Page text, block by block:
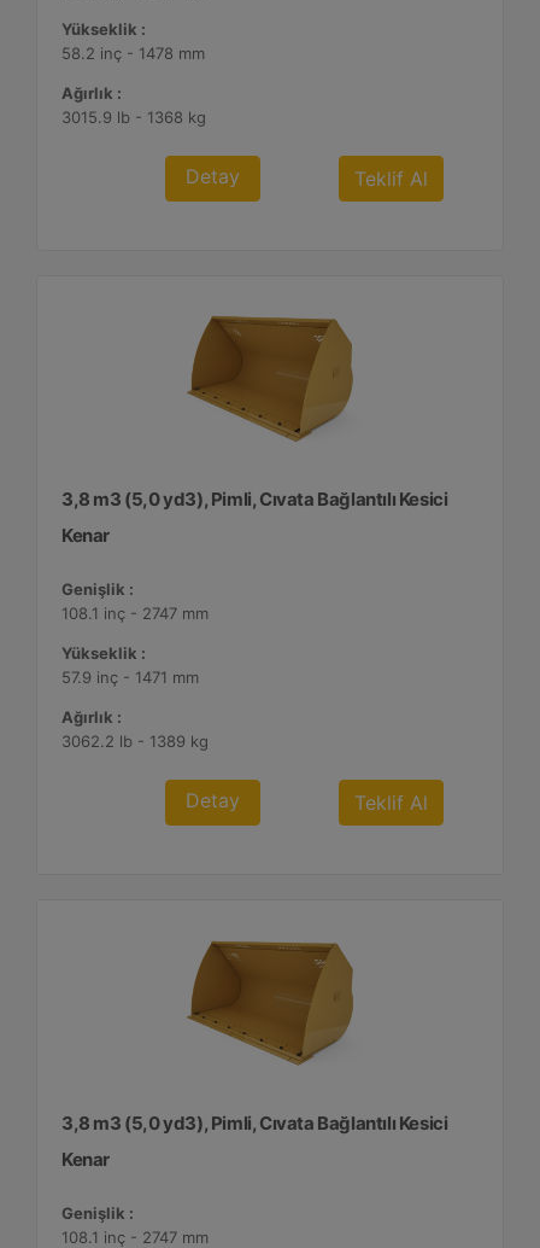
Yükseklik :
58.2 inç - 1478 mm
Ağırlık :
3015.9 lb - 1368 kg
Detay Teklif Al
3,8 m3 (5,0 yd3), Pimli, Cıvata Bağlantılı Kesici
Kenar
Genişlik :
108.1 inç - 2747 mm
Yükseklik :
57.9 inç - 1471 mm
Ağırlık :
3062.2 lb - 1389 kg
Detay Teklif Al
3,8 m3 (5,0 yd3), Pimli, Cıvata Bağlantılı Kesici
Kenar
Genişlik :
108.1 inç - 2747 mm